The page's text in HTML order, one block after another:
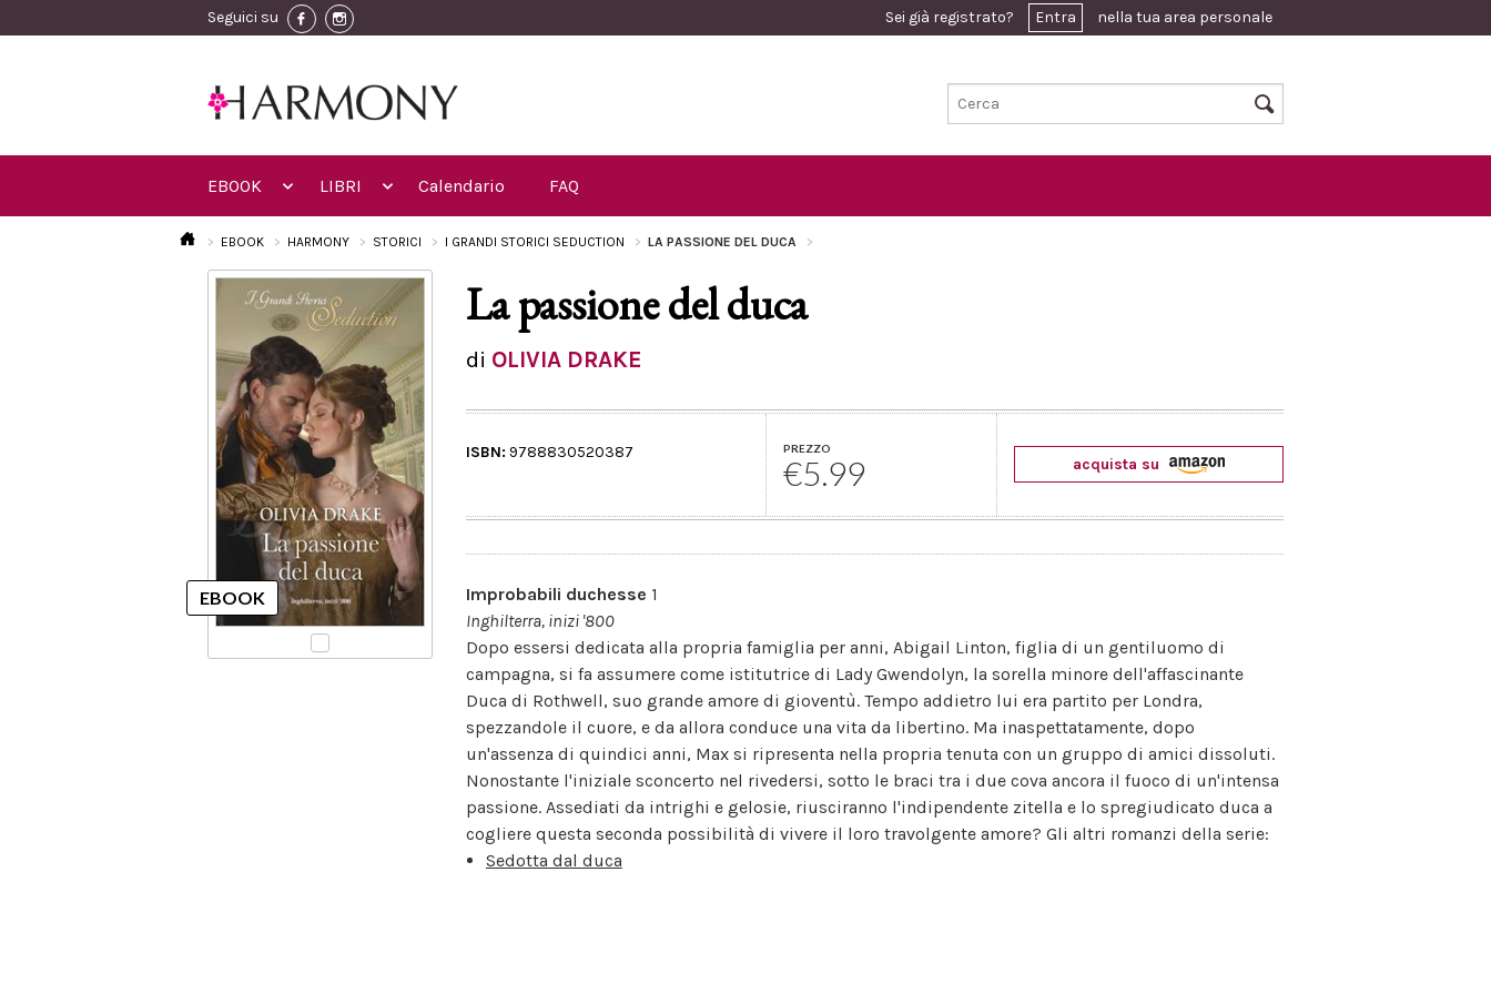
Seguici su Sei già registrato? Entra nella tua area personale
EBOOK LIBRI Calendario FAQ
EBOOK HARMONY STORICI I GRANDI STORICI SEDUCTION LA PASSIONE DEL DUCA
La passione del duca
di OLIVIA DRAKE
ISBN: 9788830520387 PREZZO
€5.99 acquista su
Improbabili duchesse 1
Inghilterra, inizi '800
Dopo essersi dedicata alla propria famiglia per anni, Abigail Linton, figlia di un gentiluomo di
campagna, si fa assumere come istitutrice di Lady Gwendolyn, la sorella minore dell'affascinante
Duca di Rothwell, suo grande amore di gioventù. Tempo addietro lui era partito per Londra,
spezzandole il cuore, e da allora conduce una vita da libertino. Ma inaspettatamente, dopo
un'assenza di quindici anni, Max si ripresenta nella propria tenuta con un gruppo di amici dissoluti.
Nonostante l'iniziale sconcerto nel rivedersi, sotto le braci tra i due cova ancora il fuoco di un'intensa
passione. Assediati da intrighi e gelosie, riusciranno l'indipendente zitella e lo spregiudicato duca a
cogliere questa seconda possibilità di vivere il loro travolgente amore? Gli altri romanzi della serie:
Sedotta dal duca